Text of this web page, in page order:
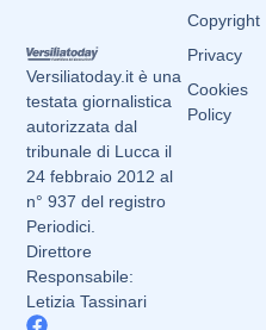
Versiliatoday.it è una
testata giornalistica
autorizzata dal
tribunale di Lucca il
24 febbraio 2012 al
n° 937 del registro
Periodici.
Direttore
Responsabile:
Letizia Tassinari
Copyright
Privacy
Cookies
Policy